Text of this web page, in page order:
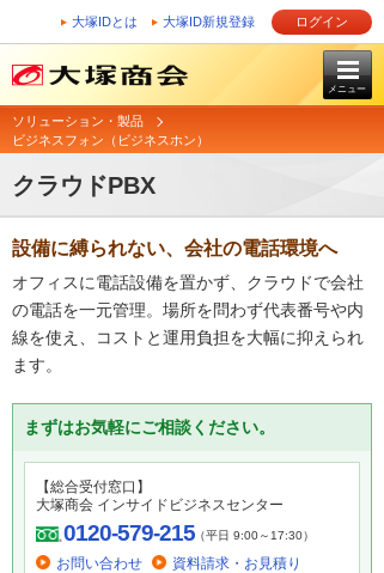
大塚IDとは 大塚ID新規登録 ログイン
メニュー
ソリューション・製品
ビジネスフォン（ビジネスホン）
クラウドPBX
設備に縛られない、会社の電話環境へ
オフィスに電話設備を置かず、クラウドで会社
の電話を一元管理。場所を問わず代表番号や内
線を使え、コストと運用負担を大幅に抑えられ
ます。
まずはお気軽にご相談ください。
【総合受付窓口】
大塚商会 インサイドビジネスセンター
0120-579-215（平日 9:00～17:30）
お問い合わせ 資料請求・お見積り